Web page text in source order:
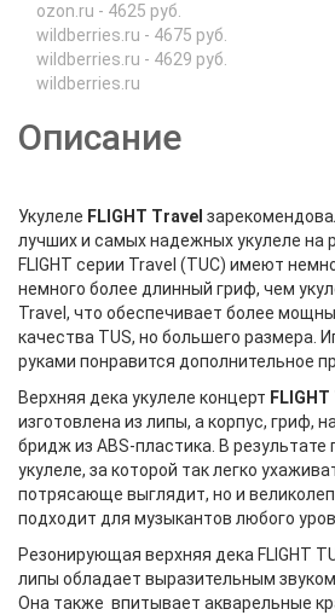
ozon.ru - 4625 руб.
wildberries.ru - 4675 руб.
wildberries.ru - 4629 руб.
wildberries.ru
Описание
Укулеле FLIGHT Travel
лучших и самых надежных укулеле на
FLIGHT серии Travel (TUC) имеют
немного более длинный гриф, чем
Travel, что обеспечивает более
качества TUS, но большего размера.
руками понравится дополнительное
Верхняя дека укулеле концерт
изготовлена из липы, а корпус, гриф,
бридж из ABS-пластика. В
укулеле, за которой так легко
потрясающе выглядит, но и
подходит для музыкантов любого
Резонирующая верхняя дека FLIGHT
липы обладает выразительным звуком
Она также впитывает акварельные